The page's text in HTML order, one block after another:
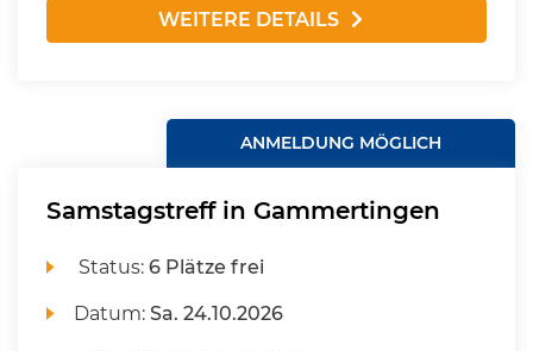
WEITERE DETAILS
ANMELDUNG MÖGLICH
Samstagstreff in Gammertingen
Status:6 Plätze frei
Datum:Sa. 24.10.2026